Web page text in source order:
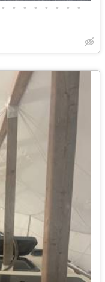
• • • • • • • •